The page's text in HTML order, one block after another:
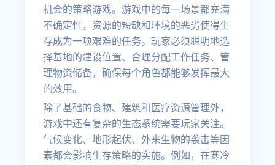
机会的策略游戏。游戏中的每一场景都充满
不确定性，资源的短缺和环境的恶劣使得生
存成为一项艰难的任务。玩家必须聪明地选
择基地的建设位置、合理分配工作任务、管
理物资储备，确保每个角色都能够发挥最大
的效用。
除了基础的食物、建筑和医疗资源管理外，
游戏中还有复杂的生态系统需要玩家关注。
气候变化、地形起伏、外来生物的袭击等因
素都会影响生存策略的实施。例如，在寒冷